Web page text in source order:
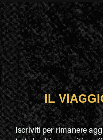
IL
Iscriviti per rimanere